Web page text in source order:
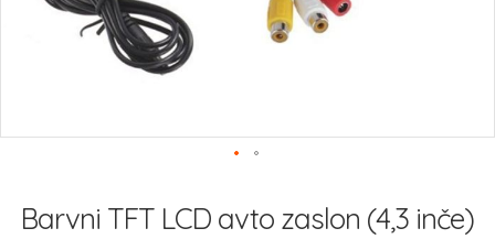
začetek
Barvni TFT LCD avto zaslon (4,3 inče)